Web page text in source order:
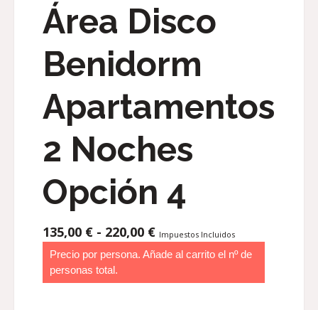
Área Disco
Benidorm
Apartamentos
2 Noches
Opción 4
135,00 € - 220,00 €RANGO
DE
PRECIOS:
135,00 €
Impuestos Incluidos
Precio por persona. Añade al carrito el nº de
personas total.